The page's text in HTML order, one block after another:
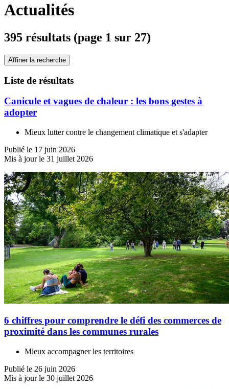
Actualités
395 résultats (page 1 sur 27)
Affiner la recherche
Liste de résultats
Canicule et vagues de chaleur : les bons gestes à
adopter
Mieux lutter contre le changement climatique et s'adapter
Publié le 17 juin 2026
Mis à jour le 31 juillet 2026
6 chiffres pour comprendre le défi des commerces de
proximité dans les communes rurales
Mieux accompagner les territoires
Publié le 26 juin 2026
Mis à jour le 30 juillet 2026